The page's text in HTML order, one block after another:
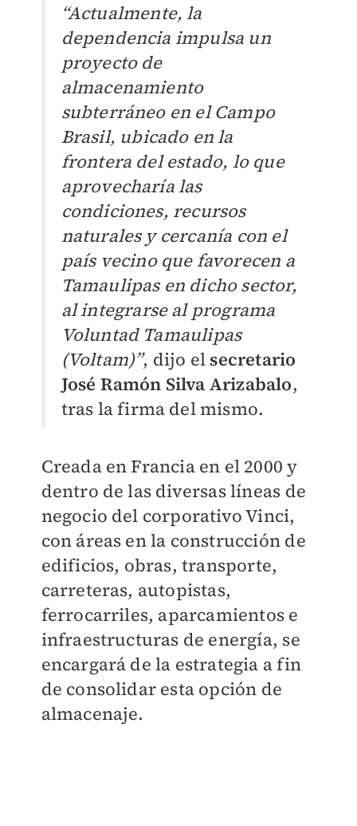
“Actualmente, la
dependencia impulsa un
proyecto de
almacenamiento
subterráneo en el Campo
Brasil, ubicado en la
frontera del estado, lo que
aprovecharía las
condiciones, recursos
naturales y cercanía con el
país vecino que favorecen a
Tamaulipas en dicho sector,
al integrarse al programa
Voluntad Tamaulipas
(Voltam)”, dijo el secretario
José Ramón Silva Arizabalo,
tras la firma del mismo.
Creada en Francia en el 2000 y
dentro de las diversas líneas de
negocio del corporativo Vinci,
con áreas en la construcción de
edificios, obras, transporte,
carreteras, autopistas,
ferrocarriles, aparcamientos e
infraestructuras de energía, se
encargará de la estrategia a fin
de consolidar esta opción de
almacenaje.